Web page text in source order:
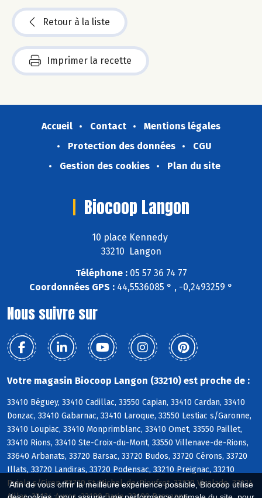
Afin de vous offrir la meilleure expérience possible, Biocoop utilise
Retour à la liste
Imprimer la recette
Accueil Contact
Mentions légales
Protection des données
CGU
Gestion des cookies
Plan du site
Biocoop Langon
10 place Kennedy
33210 Langon
Téléphone :05 57 36 74 77
Coordonnées GPS : 44,5536085 ° , -0,2493259 °
Nous suivre sur
Votre magasin Biocoop Langon (33210) est proche de :
33410 Béguey, 33410 Cadillac, 33550 Capian, 33410 Cardan, 33410
Donzac, 33410 Gabarnac, 33410 Laroque, 33550 Lestiac s/Garonne,
33410 Loupiac, 33410 Monprimblanc, 33410 Omet, 33550 Paillet,
33410 Rions, 33410 Ste-Croix-du-Mont, 33550 Villenave-de-Rions,
33640 Arbanats, 33720 Barsac, 33720 Budos, 33720 Cérons, 33720
Illats, 33720 Landiras, 33720 Podensac, 33210 Preignac, 33210
Pujols s/Ciron, 33720 St-Michel-de-Rieufret, 33720 Virelade, 33124